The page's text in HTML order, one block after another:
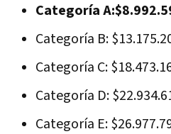
Categoría
Categoría B:
Categoría C:
Categoría D:
Categoría E: